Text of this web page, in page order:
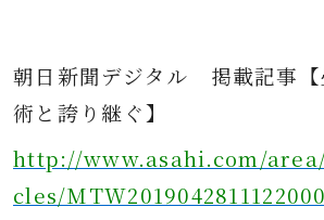
朝日新聞デジタル 掲載記事
術と誇り継ぐ】
http://www.asahi.com/
cles/